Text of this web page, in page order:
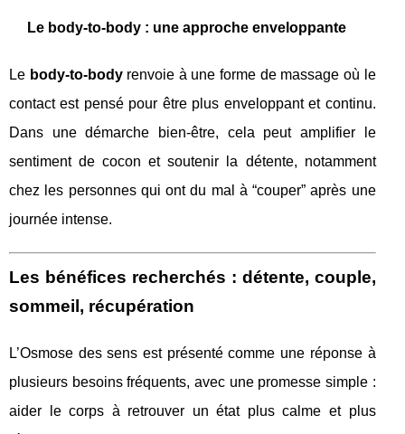
Le body-to-body : une approche enveloppante
Le body-to-bodyrenvoie à une forme de massage où le
contact est pensé pour être plus enveloppant et continu.
Dans une démarche bien-être, cela peut amplifier le
sentiment de cocon et soutenir la détente, notamment
chez les personnes qui ont du mal à “couper” après une
journée intense.
Les bénéfices recherchés : détente, couple,
sommeil, récupération
L’Osmose des sens est présenté comme une réponse à
plusieurs besoins fréquents, avec une promesse simple :
aider le corps à retrouver un état plus calme et plus